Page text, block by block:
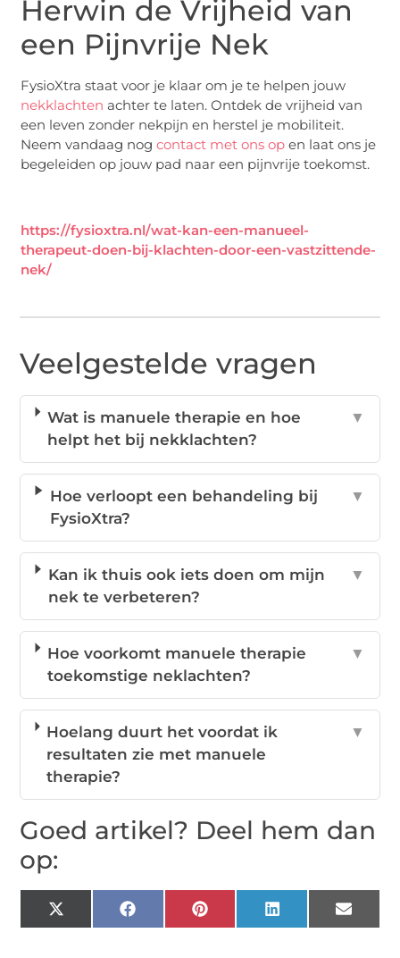
Herwin de Vrijheid van
een Pijnvrije Nek
FysioXtra staat voor je klaar om je te helpen jouw
nekklachten achter te laten. Ontdek de vrijheid van
een leven zonder nekpijn en herstel je mobiliteit.
Neem vandaag nogcontact met ons op en laat ons je
begeleiden op jouw pad naar een pijnvrije toekomst.
https://fysioxtra.nl/wat-kan-een-manueel-
therapeut-doen-bij-klachten-door-een-vastzittende-
nek/
Veelgestelde vragen
Wat is manuele therapie en hoe
helpt het bij nekklachten?
▼
Hoe verloopt een behandeling bij
FysioXtra?
▼
Kan ik thuis ook iets doen om mijn
nek te verbeteren?
▼
Hoe voorkomt manuele therapie
toekomstige neklachten?
▼
Hoelang duurt het voordat ik
resultaten zie met manuele
therapie?
▼
Goed artikel? Deel hem dan
op:
X
(Twitter)
FacebookPinterestLinkedIn Email